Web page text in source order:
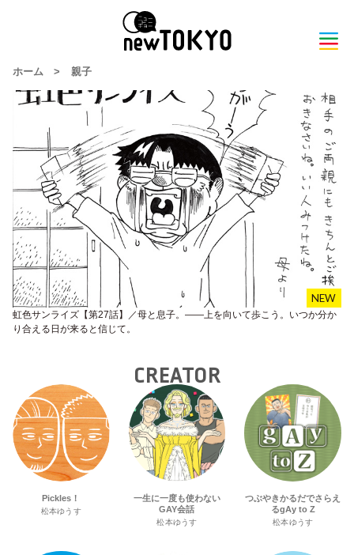
ホーム > 親子
虹色サンライズ【第27話】／母と息子。――上を向いて歩こう。いつか分か
り合える日が来ると信じて。
CREATOR
Pickles！
松本ゆうす
一生に一度も使わない
GAY会話
松本ゆうす
つぶやきかるだでさらえ
るgAy to Z
松本ゆうす